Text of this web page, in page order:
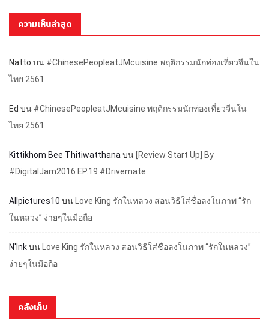
ความเห็นล่าสุด
Natto บน #ChinesePeopleatJMcuisine พฤติกรรมนักท่องเที่ยวจีนใน
ไทย 2561
Ed บน #ChinesePeopleatJMcuisine พฤติกรรมนักท่องเที่ยวจีนใน
ไทย 2561
Kittikhom Bee Thitiwatthana บน [Review Start Up] By
#DigitalJam2016 EP.19 #Drivemate
Allpictures10 บน
Love King รักในหลวง สอนวิธีใส่ชื่อลงในภาพ “รัก
ในหลวง” ง่ายๆในมือถือ
N'Inkบน
Love King รักในหลวง สอนวิธีใส่ชื่อลงในภาพ “รักในหลวง”
ง่ายๆในมือถือ
คลังเก็บ